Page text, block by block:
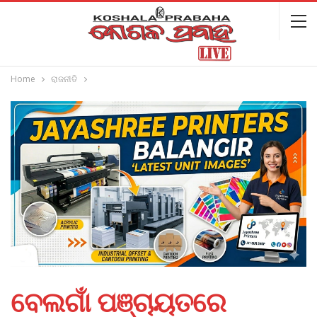
Home ରାଜନୀତି
ବେଲଗାଁ ପଞ୍ଚାୟତରେ